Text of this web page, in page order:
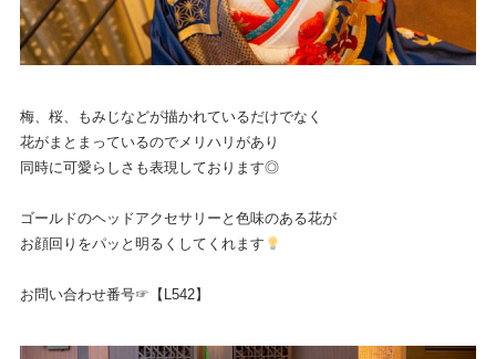
梅、桜、もみじなどが描かれているだけでなく
花がまとまっているのでメリハリがあり
同時に可愛らしさも表現しております◎
ゴールドのヘッドアクセサリーと色味のある花が
お顔回りをパッと明るくしてくれます
お問い合わせ番号☞【L542】